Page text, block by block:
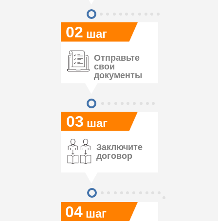
04
03
02 шаг
шаг
шаг
Отправьте
свои
документы
Заключите
договор